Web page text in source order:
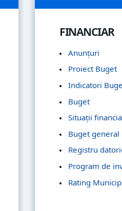
FINANCIAR
Anunțuri
Proiect Buget
Indicatori
Buget
Situații
Buget general
Registru
Program de
Rating